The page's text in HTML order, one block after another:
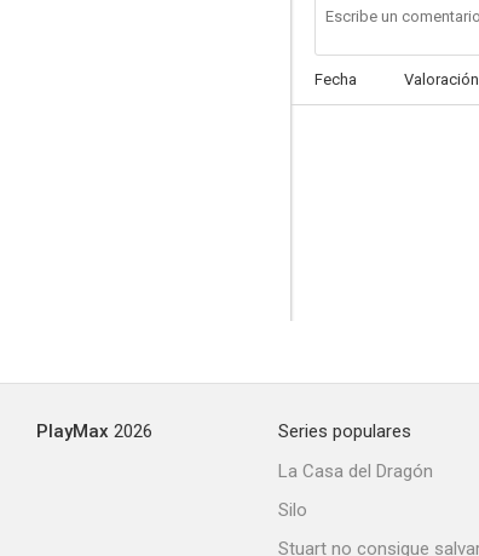
Fecha Valoración
PlayMax 2026
Series populares
La Casa del Dragón
Silo